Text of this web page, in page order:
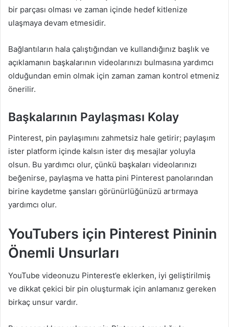
bir parçası olması ve zaman içinde hedef kitlenize
ulaşmaya devam etmesidir.
Bağlantıların hala çalıştığından ve kullandığınız başlık ve
açıklamanın başkalarının videolarınızı bulmasına yardımcı
olduğundan emin olmak için zaman zaman kontrol etmeniz
önerilir.
Başkalarının Paylaşması Kolay
Pinterest, pin paylaşımını zahmetsiz hale getirir; paylaşım
ister platform içinde kalsın ister dış mesajlar yoluyla
olsun. Bu yardımcı olur, çünkü başkaları videolarınızı
beğenirse, paylaşma ve hatta pini Pinterest panolarından
birine kaydetme şansları görünürlüğünüzü artırmaya
yardımcı olur.
YouTubers için Pinterest Pininin
Önemli Unsurları
YouTube videonuzu Pinterest’e eklerken, iyi geliştirilmiş
ve dikkat çekici bir pin oluşturmak için anlamanız gereken
birkaç unsur vardır.